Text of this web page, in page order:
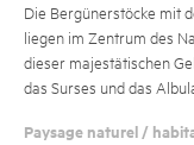
Die Bergünerstöcke mit
liegen im Zentrum des
dieser majestätischen
das Surses und das
Paysage naturel /